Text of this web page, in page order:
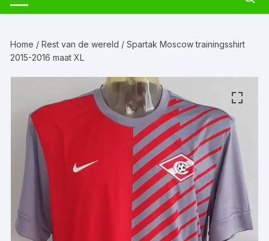
Home /Rest van de wereld / Spartak Moscow trainingsshirt
2015-2016 maat XL